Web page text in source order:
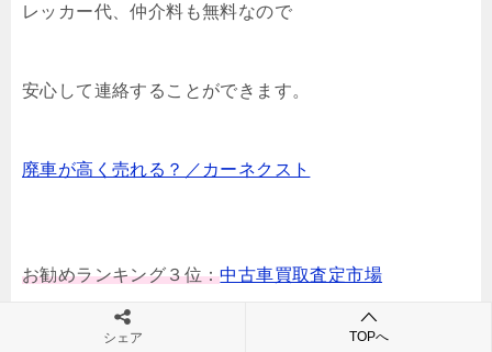
レッカー代、仲介料も無料なので
安心して連絡することができます。
廃車が高く売れる？／カーネクスト
お勧めランキング３位：中古車買取査定市場
シェア TOPへ